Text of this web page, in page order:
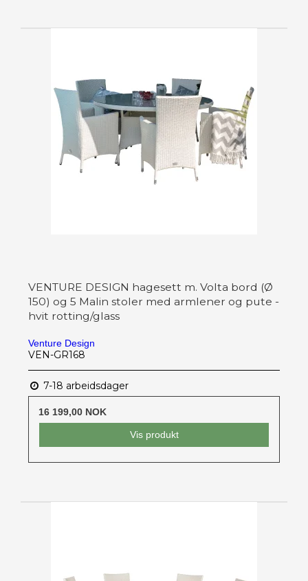
VENTURE DESIGN hagesett m. Volta bord (Ø
150) og 5 Malin stoler med armlener og pute -
hvit rotting/glass
Venture Design
VEN-GR168
7-18 arbeidsdager
16 199,00 NOK
Vis produkt